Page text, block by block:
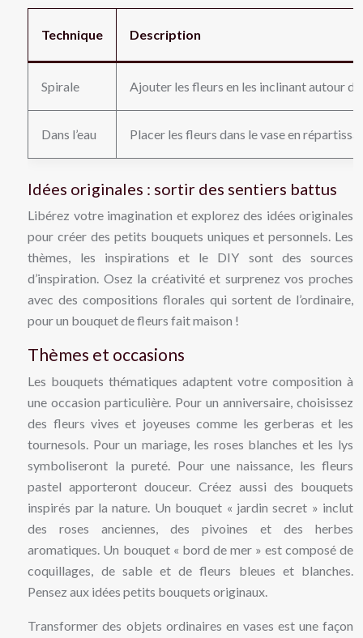
Technique Description
Spirale Ajouter les fleurs en les inclinant autour
Dans l’eau Placer les fleurs dans le vase en
Idées originales : sortir des sentiers battus
Libérez votre imagination et explorez des idées originales
pour créer des petits bouquets uniques et personnels. Les
thèmes, les inspirations et le DIY sont des sources
d’inspiration. Osez la créativité et surprenez vos proches
avec des compositions florales qui sortent de l’ordinaire,
pour un bouquet de fleurs fait maison !
Thèmes et occasions
Les bouquets thématiques adaptent votre composition à
une occasion particulière. Pour un anniversaire, choisissez
des fleurs vives et joyeuses comme les gerberas et les
tournesols. Pour un mariage, les roses blanches et les lys
symboliseront la pureté. Pour une naissance, les fleurs
pastel apporteront douceur. Créez aussi des bouquets
inspirés par la nature. Un bouquet « jardin secret » inclut
des roses anciennes, des pivoines et des herbes
aromatiques. Un bouquet « bord de mer » est composé de
coquillages, de sable et de fleurs bleues et blanches.
Pensez aux idées petits bouquets originaux.
Transformer des objets ordinaires en vases est une façon